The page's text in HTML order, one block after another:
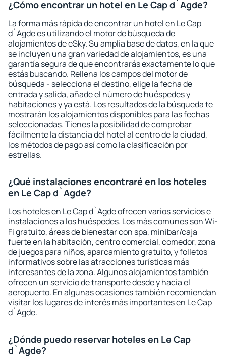
¿Cómo encontrar un hotel en Le Cap d`Agde?
La forma más rápida de encontrar un hotel en Le Cap
d`Agde es utilizando el motor de búsqueda de
alojamientos de eSky. Su amplia base de datos, en la que
se incluyen una gran variedad de alojamientos, es una
garantía segura de que encontrarás exactamente lo que
estás buscando. Rellena los campos del motor de
búsqueda - selecciona el destino, elige la fecha de
entrada y salida, añade el número de huéspedes y
habitaciones y ya está. Los resultados de la búsqueda te
mostrarán los alojamientos disponibles para las fechas
seleccionadas. Tienes la posibilidad de comprobar
fácilmente la distancia del hotel al centro de la ciudad,
los métodos de pago así como la clasificación por
estrellas.
¿Qué instalaciones encontraré en los hoteles
en Le Cap d`Agde?
Los hoteles en Le Cap d`Agde ofrecen varios servicios e
instalaciones a los huéspedes. Los más comunes son Wi-
Fi gratuito, áreas de bienestar con spa, minibar/caja
fuerte en la habitación, centro comercial, comedor, zona
de juegos para niños, aparcamiento gratuito, y folletos
informativos sobre las atracciones turísticas más
interesantes de la zona. Algunos alojamientos también
ofrecen un servicio de transporte desde y hacia el
aeropuerto. En algunas ocasiones también recomiendan
visitar los lugares de interés más importantes en Le Cap
d`Agde.
¿Dónde puedo reservar hoteles en Le Cap
d`Agde?